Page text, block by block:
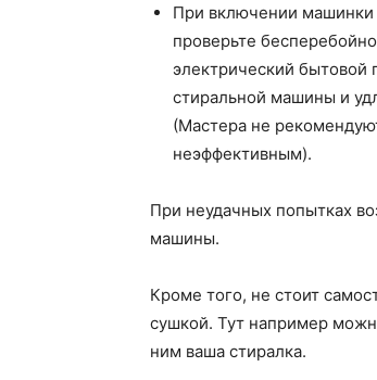
При включении машинки
проверьте
электрический бытовой
стиральной машины и
(Мастера не
неэффективным).
При неудачных попытках
машины.
Кроме того, не стоит
сушкой. Тут например
ним ваша стиралка.